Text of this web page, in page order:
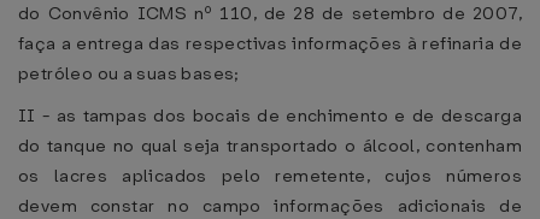
do Convênio ICMS nº 110, de 28 de setembro de 2007,
faça a entrega das respectivas informações à refinaria de
petróleo ou a suas bases;
II - as tampas dos bocais de enchimento e de descarga
do tanque no qual seja transportado o álcool, contenham
os lacres aplicados pelo remetente, cujos números
devem constar no campo informações adicionais de